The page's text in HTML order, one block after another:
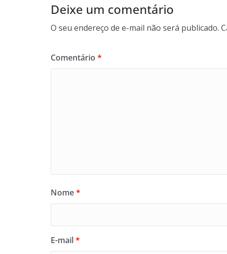
Deixe um comentário
O seu endereço de e-mail não será publicado.
Comentário *
Nome*
E-mail*